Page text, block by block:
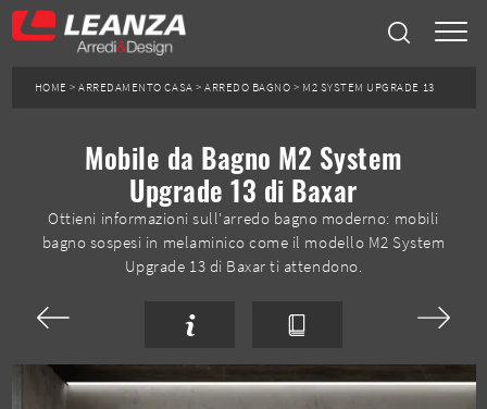
HOME >ARREDAMENTO CASA >ARREDO BAGNO > M2 SYSTEM UPGRADE 13
Mobile da Bagno M2 System
Upgrade 13 di Baxar
Ottieni informazioni sull'arredo bagno moderno: mobili
bagno sospesi in melaminico come il modello M2 System
Upgrade 13 di Baxar ti attendono.